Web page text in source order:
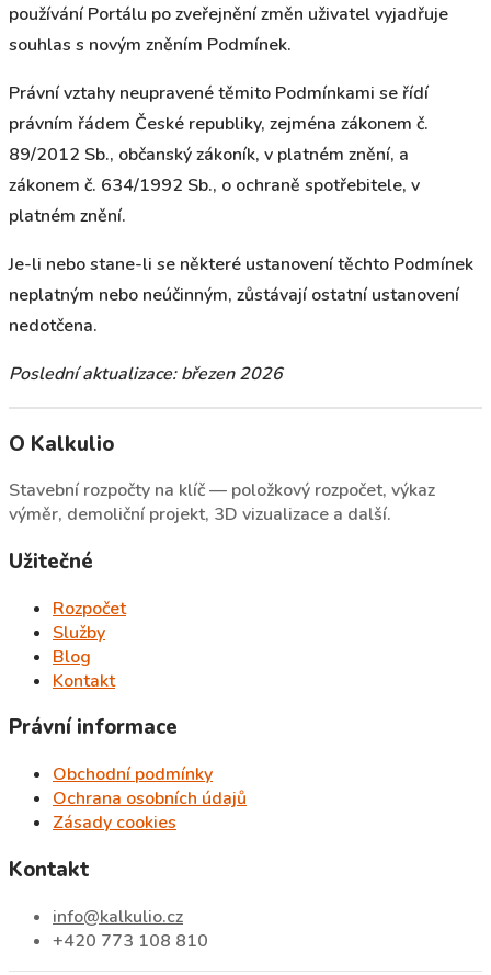
používání Portálu po zveřejnění změn uživatel vyjadřuje
souhlas s novým zněním Podmínek.
Právní vztahy neupravené těmito Podmínkami se řídí
právním řádem České republiky, zejména zákonem č.
89/2012 Sb., občanský zákoník, v platném znění, a
zákonem č. 634/1992 Sb., o ochraně spotřebitele, v
platném znění.
Je-li nebo stane-li se některé ustanovení těchto Podmínek
neplatným nebo neúčinným, zůstávají ostatní ustanovení
nedotčena.
Poslední aktualizace: březen 2026
O Kalkulio
Stavební rozpočty na klíč — položkový rozpočet, výkaz
výměr, demoliční projekt, 3D vizualizace a další.
Užitečné
Rozpočet
Služby
Blog
Kontakt
Právní informace
Obchodní podmínky
Ochrana osobních údajů
Zásady cookies
Kontakt
info@kalkulio.cz
+420 773 108 810